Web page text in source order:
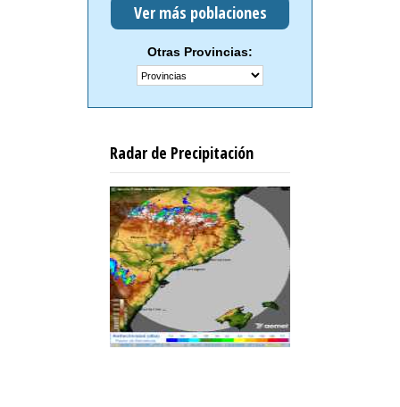
Ver más poblaciones
Otras Provincias:
Radar de Precipitación